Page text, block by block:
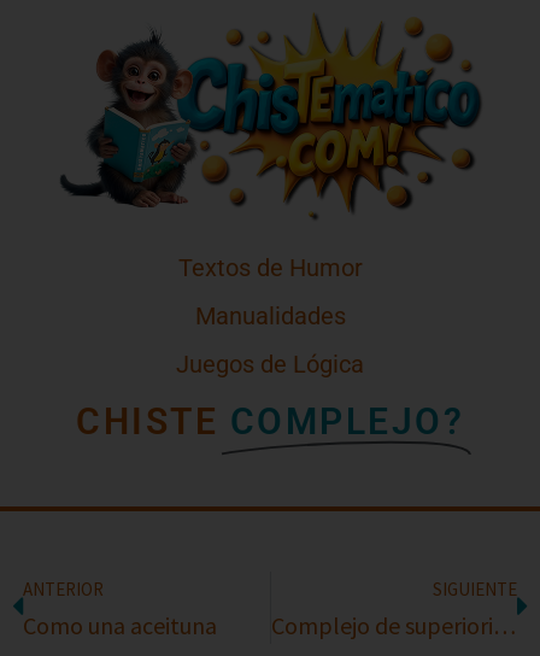
Textos de Humor
Manualidades
Juegos de Lógica
CHISTE COMPLEJO?
ANTERIOR
Como una aceituna
SIGUIENTE
Complejo de superioridad